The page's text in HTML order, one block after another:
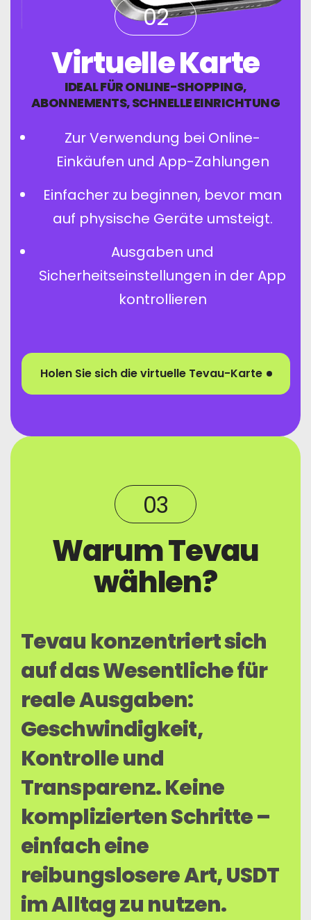
02
Virtuelle Karte
IDEAL FÜR ONLINE-SHOPPING,
ABONNEMENTS, SCHNELLE EINRICHTUNG
Zur Verwendung bei Online-
Einkäufen und App-Zahlungen
Einfacher zu beginnen, bevor man
auf physische Geräte umsteigt.
Ausgaben und
Sicherheitseinstellungen in der App
kontrollieren
Holen Sie sich die virtuelle Tevau-Karte
03
Warum Tevau
wählen?
Tevau konzentriert sich
auf das Wesentliche für
reale Ausgaben:
Geschwindigkeit,
Kontrolle und
Transparenz. Keine
komplizierten Schritte –
einfach eine
reibungslosere Art, USDT
im Alltag zu nutzen.